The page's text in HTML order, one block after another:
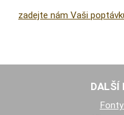
zadejte nám Vaši
DALŠÍ